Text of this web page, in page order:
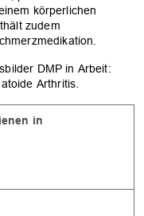
körperlichen
zudem
DMP in Arbeit:
Arthritis.
in